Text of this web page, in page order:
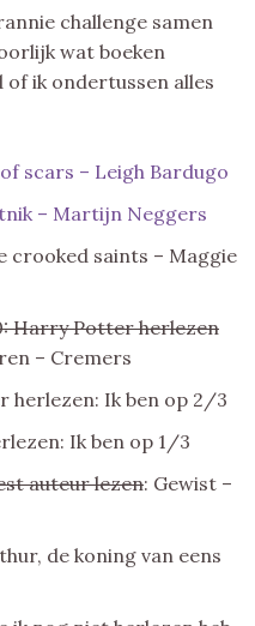
challenge samen
wat boeken
ik ondertussen alles
scars – Leigh Bardugo
– Martijn Neggers
crooked saints – Maggie
Harry Potter herlezen
– Cremers
herlezen: Ik ben op 2/3
Ik ben op 1/3
auteur lezen: Gewist –
de koning van eens